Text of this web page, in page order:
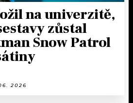
na univerzitě,
zůstal
Snow Patrol
2026